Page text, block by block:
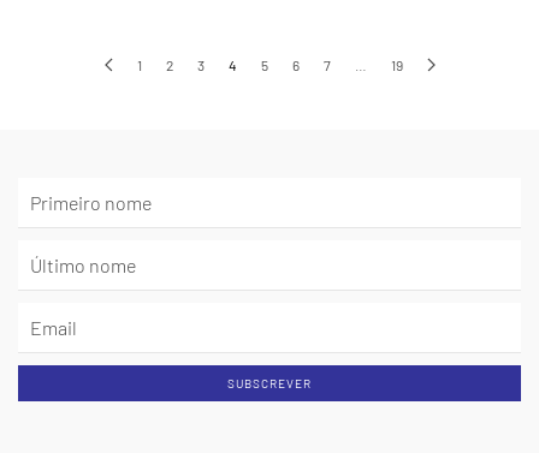
1 2 3 4 5 6 7 19
SUBSCREVER